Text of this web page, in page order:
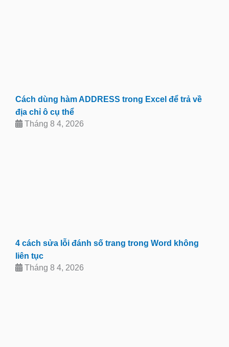
Cách dùng hàm ADDRESS trong Excel để trả về
địa chỉ ô cụ thể
Tháng 8 4, 2026
4 cách sửa lỗi đánh số trang trong Word không
liên tục
Tháng 8 4, 2026